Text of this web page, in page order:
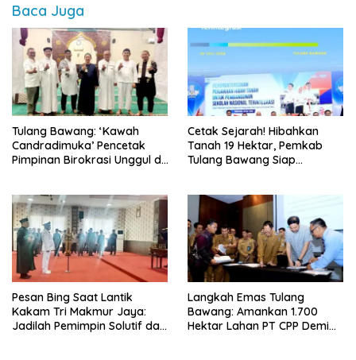
Baca Juga
Tulang Bawang: ‘Kawah
Candradimuka’ Pencetak
Pimpinan Birokrasi Unggul di
Cetak Sejarah! Hibahkan
Tanah 19 Hektar, Pemkab
Tulang Bawang Siap
Lampung
Pesan Bing Saat Lantik
Kakam Tri Makmur Jaya:
Jadilah Pemimpin Solutif dan
Langkah Emas Tulang
Bawang: Amankan 1.700
Hektar Lahan PT CPP Demi